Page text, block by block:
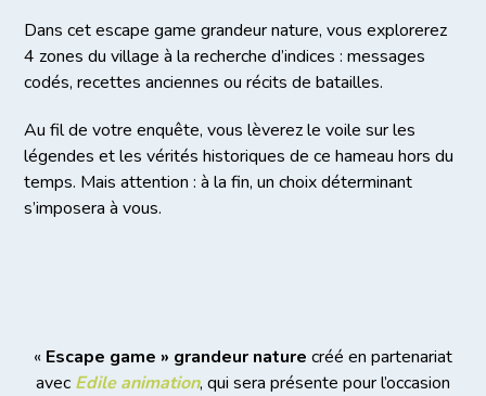
Dans cet escape game grandeur nature, vous explorerez
4 zones du village à la recherche d’indices : messages
codés, recettes anciennes ou récits de batailles.
Au fil de votre enquête, vous lèverez le voile sur les
légendes et les vérités historiques de ce hameau hors du
temps. Mais attention : à la fin, un choix déterminant
s’imposera à vous.
« Escape game » grandeur nature créé en partenariat
avec Edile animation, qui sera présente pour l’occasion